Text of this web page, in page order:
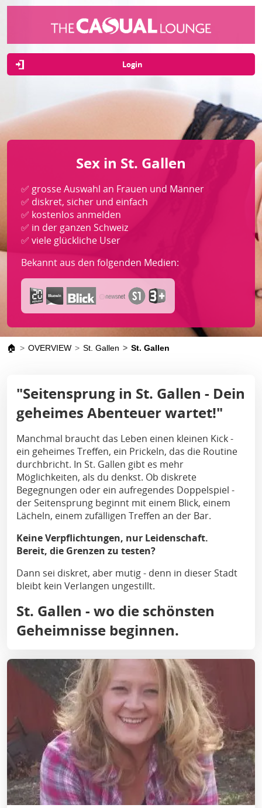
Login
Sex in St. Gallen
✅ grosse Auswahl an Frauen und Männer
✅ diskret, sicher und einfach
✅ kostenlos anmelden
✅ in der ganzen Schweiz
✅ viele glückliche User
Bekannt aus den folgenden Medien:
🏠 OVERVIEW St. Gallen St. Gallen
"Seitensprung in St. Gallen - Dein
geheimes Abenteuer wartet!"
Manchmal braucht das Leben einen kleinen Kick -
ein geheimes Treffen, ein Prickeln, das die Routine
durchbricht. In St. Gallen gibt es mehr
Möglichkeiten, als du denkst. Ob diskrete
Begegnungen oder ein aufregendes Doppelspiel -
der Seitensprung beginnt mit einem Blick, einem
Lächeln, einem zufälligen Treffen an der Bar.
Keine Verpflichtungen, nur Leidenschaft.
Bereit, die Grenzen zu testen?
Dann sei diskret, aber mutig - denn in dieser Stadt
bleibt kein Verlangen ungestillt.
St. Gallen - wo die schönsten
Geheimnisse beginnen.